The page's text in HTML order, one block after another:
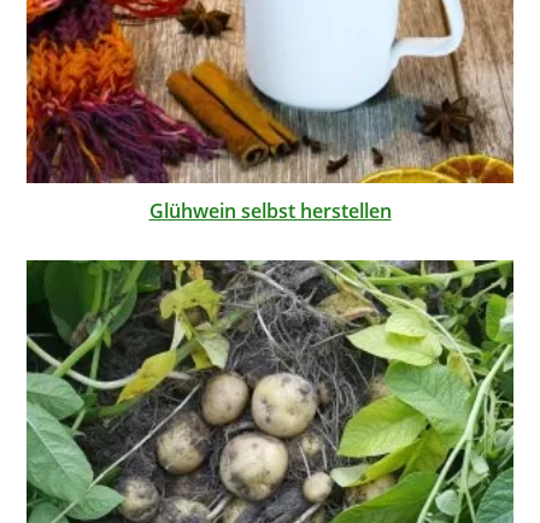
Glühwein selbst herstellen